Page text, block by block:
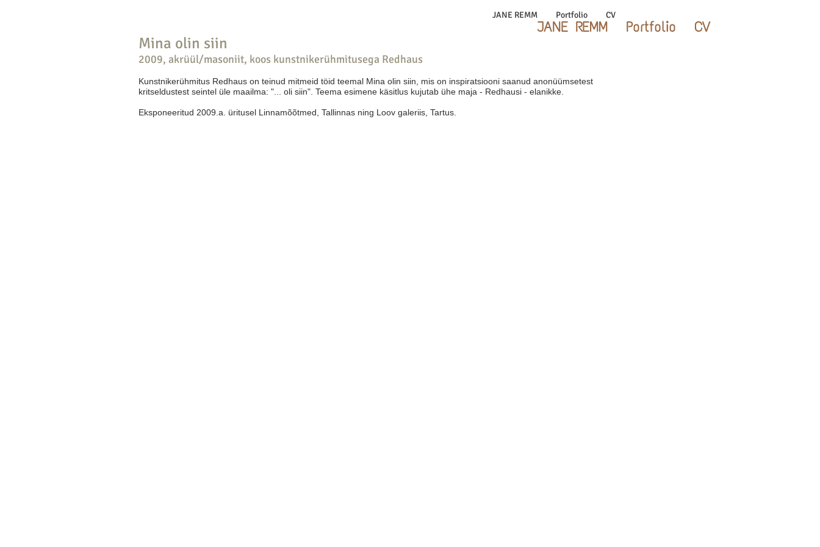
JANE REMM Portfolio CV
JANE REMM Portfolio CV
Mina olin siin
2009, akrüül/masoniit, koos kunstnikerühmitusega Redhaus
Kunstnikerühmitus Redhaus on teinud mitmeid töid teemal Mina olin siin, mis on inspiratsiooni saanud anonüümsetest
kritseldustest seintel üle maailma: "... oli siin". Teema esimene käsitlus kujutab ühe maja - Redhausi - elanikke.
Eksponeeritud 2009.a. üritusel Linnamõõtmed, Tallinnas ning Loov galeriis, Tartus.